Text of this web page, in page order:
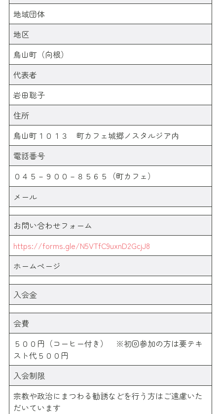
地域団体
地区
鳥山町（向根）
代表者
岩田聡子
住所
鳥山町１０１３ 町カフェ城郷ノスタルジア内
電話番号
０４５－９００－８５６５（町カフェ）
メール
お問い合わせフォーム
https://forms.gle/N5VTfC9uxnD2GcjJ8
ホームページ
入会金
会費
５００円（コーヒー付き） ※初回参加の方は要テキ
スト代５００円
入会制限
宗教や政治にまつわる勧誘などを行う方はご遠慮いた
だいています